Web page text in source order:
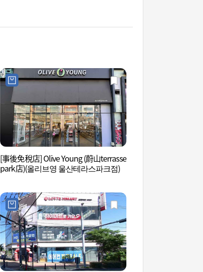
[事後免稅店] Olive Young (蔚山terrasse
park店)(올리브영 울산테라스파크점)